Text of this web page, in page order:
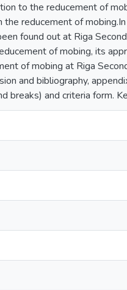
to the reducement of
reducement of
found out at Riga
of mobing, its
of mobing at Riga
and bibliography,
and criteria form.